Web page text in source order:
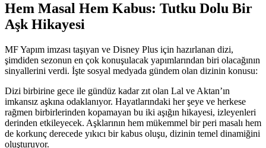
Hem Masal Hem Kabus: Tutku Dolu Bir
Aşk Hikayesi
MF Yapım imzası taşıyan ve Disney Plus için hazırlanan dizi,
şimdiden sezonun en çok konuşulacak yapımlarından biri olacağının
sinyallerini verdi. İşte sosyal medyada gündem olan dizinin konusu:
Dizi birbirine gece ile gündüz kadar zıt olan Lal ve Aktan’ın
imkansız aşkına odaklanıyor. Hayatlarındaki her şeye ve herkese
rağmen birbirlerinden kopamayan bu iki aşığın hikayesi, izleyenleri
derinden etkileyecek. Aşklarının hem mükemmel bir peri masalı hem
de korkunç derecede yıkıcı bir kabus oluşu, dizinin temel dinamiğini
oluşturuyor.